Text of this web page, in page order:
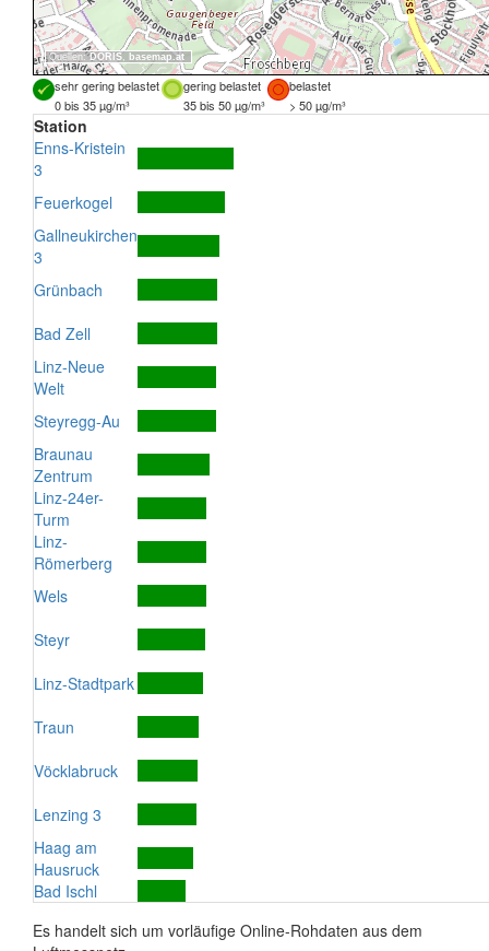
Quellen:DORIS, basemap.at
sehr gering belastet gering belastet
belastet
0 bis 35 µg/m³
35 bis 50 µg/m³ > 50 µg/m³
Station
Enns-Kristein
3
Feuerkogel
Gallneukirchen
3
Grünbach
Bad Zell
Linz-Neue
Welt
Steyregg-Au
Braunau
Zentrum
Linz-24er-
Turm
Linz-
Römerberg
Wels
Steyr
Linz-Stadtpark
Traun
Vöcklabruck
Lenzing 3
Haag am
Hausruck
Bad Ischl
Es handelt sich um vorläufige Online-Rohdaten aus dem